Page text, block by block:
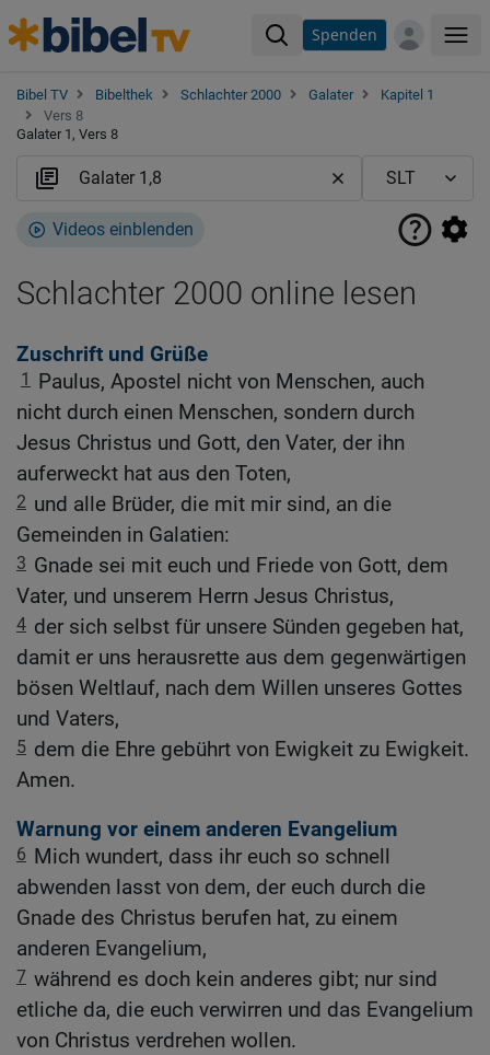
Spenden
Bibel TV Bibelthek Schlachter 2000 Galater
Kapitel 1
Vers 8
Galater 1, Vers 8
Videos einblenden
Schlachter 2000 online lesen
Zuschrift und Grüße
1
Paulus, Apostel nicht von Menschen, auch
nicht durch einen Menschen, sondern durch
Jesus Christus und Gott, den Vater, der ihn
auferweckt hat aus den Toten,
2 und alle Brüder, die mit mir sind, an die
Gemeinden in Galatien:
3 Gnade sei mit euch und Friede von Gott, dem
Vater, und unserem Herrn Jesus Christus,
4 der sich selbst für unsere Sünden gegeben hat,
damit er uns herausrette aus dem gegenwärtigen
bösen Weltlauf, nach dem Willen unseres Gottes
und Vaters,
5 dem die Ehre gebührt von Ewigkeit zu Ewigkeit.
Amen.
Warnung vor einem anderen Evangelium
6 Mich wundert, dass ihr euch so schnell
abwenden lasst von dem, der euch durch die
Gnade des Christus berufen hat, zu einem
anderen Evangelium,
7 während es doch kein anderes gibt; nur sind
etliche da, die euch verwirren und das Evangelium
von Christus verdrehen wollen.